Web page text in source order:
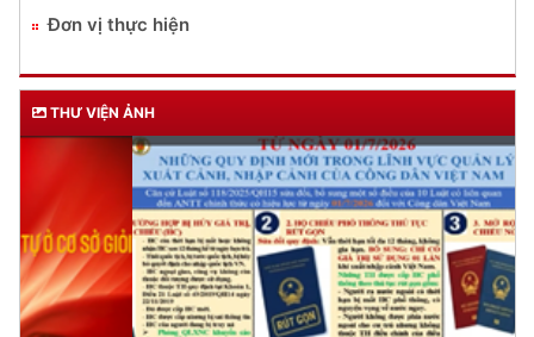
Đơn vị thực hiện
THƯ VIỆN ẢNH